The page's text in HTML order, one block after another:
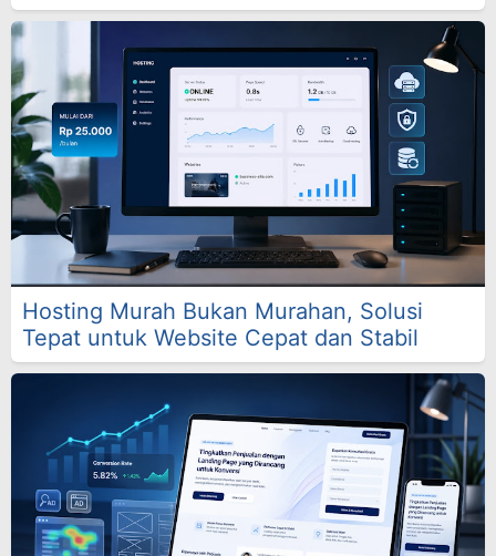
Hosting Murah Bukan Murahan, Solusi
Tepat untuk Website Cepat dan Stabil